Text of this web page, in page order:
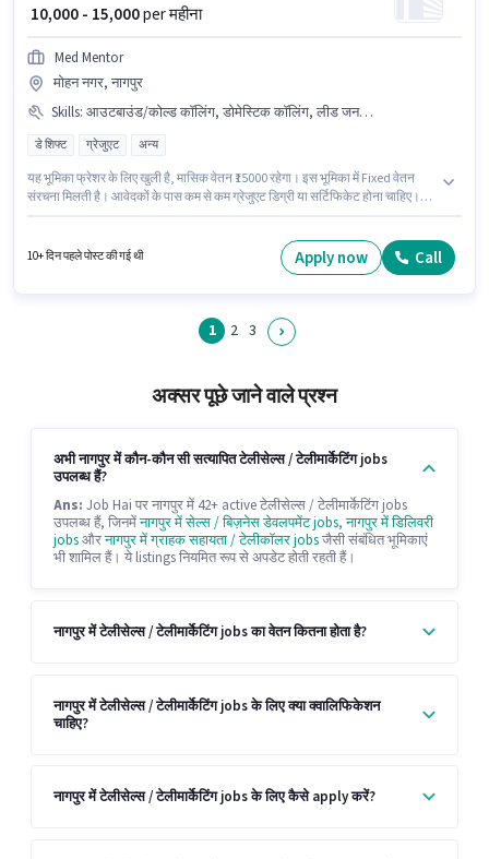
₹ 10,000 - 15,000per महीना
Med Mentor
मोहन नगर, नागपुर
Skills: आउटबाउंड/कोल्ड कॉलिंग, डोमेस्टिक कॉलिंग, लीड जनरेशन, वायरिंग, कम्युनिकेशन स्किल
डे शिफ्ट ग्रेजुएट अन्य
यह भूमिका फ्रेशर के लिए खुली है, मासिक वेतन ₹15000 रहेगा। इस भूमिका में Fixed वेतन
संरचना मिलती है। आवेदकों के पास कम से कम ग्रेजुएट डिग्री या सर्टिफिकेट होना चाहिए।
है, डे शिफ्ट के साथ और 6 days working प्रति सप्ताह है। यह नौकरी मोहन नगर, नागपुर में
10+ दिन पहले पोस्ट की गई थी Apply now Call
1 2 3
अक्सर पूछे जाने वाले प्रश्न
अभी नागपुर में कौन-कौन सी सत्यापित टेलीसेल्स / टेलीमार्केटिंग jobs
उपलब्ध हैं?
Ans: Job Hai पर नागपुर में 42+ active टेलीसेल्स / टेलीमार्केटिंग jobs
उपलब्ध हैं, जिनमेंनागपुर में सेल्स / बिज़नेस डेवलपमेंट jobs,नागपुर में डिलिवरी
jobsऔरनागपुर में ग्राहक सहायता / टेलीकॉलर jobsजैसी संबंधित भूमिकाएं
भी शामिल हैं। ये listings नियमित रूप से अपडेट होती रहती हैं।
नागपुर में टेलीसेल्स / टेलीमार्केटिंग jobs का वेतन कितना होता है?
नागपुर में टेलीसेल्स / टेलीमार्केटिंग jobs के लिए क्या क्वालिफिकेशन
चाहिए?
नागपुर में टेलीसेल्स / टेलीमार्केटिंग jobs के लिए कैसे apply करें?